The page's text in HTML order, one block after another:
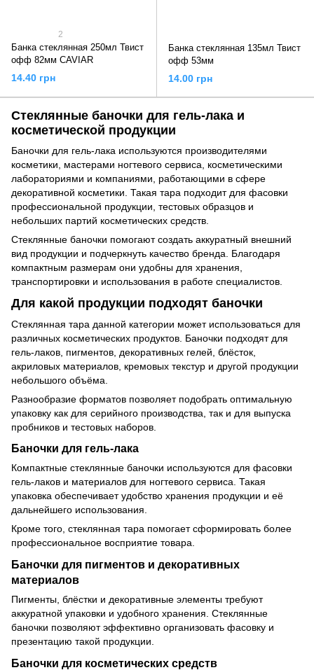
2
Банка стеклянная 250мл Твист
офф 82мм CAVIAR
14.40 грн
Банка стеклянная 135мл Твист
офф 53мм
14.00 грн
Стеклянные баночки для гель-лака и
косметической продукции
Баночки для гель-лака используются производителями
косметики, мастерами ногтевого сервиса, косметическими
лабораториями и компаниями, работающими в сфере
декоративной косметики. Такая тара подходит для фасовки
профессиональной продукции, тестовых образцов и
небольших партий косметических средств.
Стеклянные баночки помогают создать аккуратный внешний
вид продукции и подчеркнуть качество бренда. Благодаря
компактным размерам они удобны для хранения,
транспортировки и использования в работе специалистов.
Для какой продукции подходят баночки
Стеклянная тара данной категории может использоваться для
различных косметических продуктов. Баночки подходят для
гель-лаков, пигментов, декоративных гелей, блёсток,
акриловых материалов, кремовых текстур и другой продукции
небольшого объёма.
Разнообразие форматов позволяет подобрать оптимальную
упаковку как для серийного производства, так и для выпуска
пробников и тестовых наборов.
Баночки для гель-лака
Компактные стеклянные баночки используются для фасовки
гель-лаков и материалов для ногтевого сервиса. Такая
упаковка обеспечивает удобство хранения продукции и её
дальнейшего использования.
Кроме того, стеклянная тара помогает сформировать более
профессиональное восприятие товара.
Баночки для пигментов и декоративных
материалов
Пигменты, блёстки и декоративные элементы требуют
аккуратной упаковки и удобного хранения. Стеклянные
баночки позволяют эффективно организовать фасовку и
презентацию такой продукции.
Баночки для косметических средств